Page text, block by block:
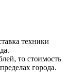
техники
то стоимость
города.